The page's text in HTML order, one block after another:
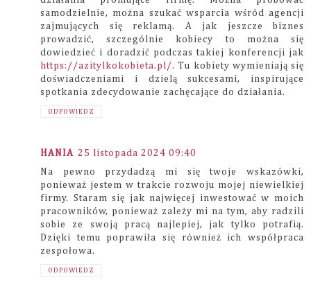
samodzielnie, można szukać wsparcia wśród agencji
zajmujących się reklamą. A jak jeszcze biznes
prowadzić, szczególnie kobiecy to można się
dowiedzieć i doradzić podczas takiej konferencji jak
https://azitylkokobieta.pl/. Tu kobiety wymieniają się
doświadczeniami i dzielą sukcesami, inspirujące
spotkania zdecydowanie zachęcające do działania.
ODPOWIEDZ
HANIA 25 listopada 2024 09:40
Na pewno przydadzą mi się twoje wskazówki,
ponieważ jestem w trakcie rozwoju mojej niewielkiej
firmy. Staram się jak najwięcej inwestować w moich
pracowników, ponieważ zależy mi na tym, aby radzili
sobie ze swoją pracą najlepiej, jak tylko potrafią.
Dzięki temu poprawiła się również ich współpraca
zespołowa.
ODPOWIEDZ